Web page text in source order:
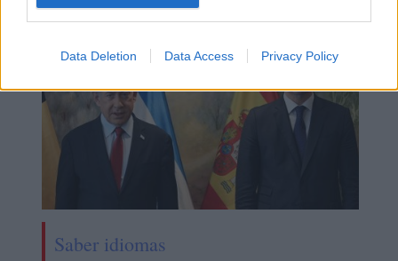
Data Deletion Data Access Privacy Policy
Saber idiomas